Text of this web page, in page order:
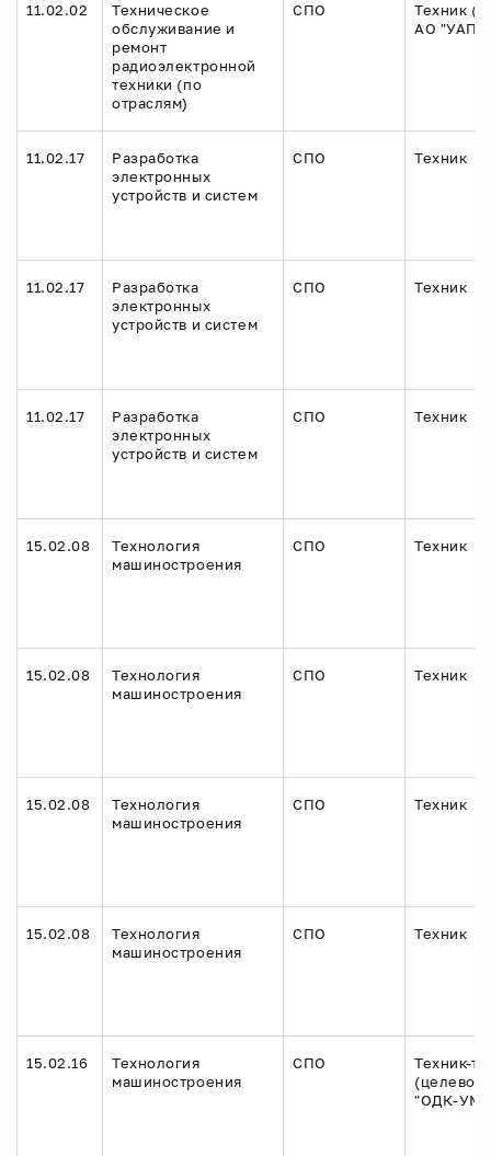
11.02.02
Техническое
обслуживание и
ремонт
радиоэлектронной
техники (по
отраслям)
СПО
Техник
АО
11.02.17
Разработка
электронных
устройств и систем
СПО Техник
11.02.17
Разработка
электронных
устройств и систем
СПО Техник
11.02.17
Разработка
электронных
устройств и систем
СПО Техник
15.02.08
Технология
машиностроения
СПО Техник
15.02.08
Технология
машиностроения
СПО Техник
15.02.08
Технология
машиностроения
СПО Техник
15.02.08
Технология
машиностроения
СПО Техник
15.02.16
Технология
машиностроения
СПО
Техник-
(целевое
"ОДК-